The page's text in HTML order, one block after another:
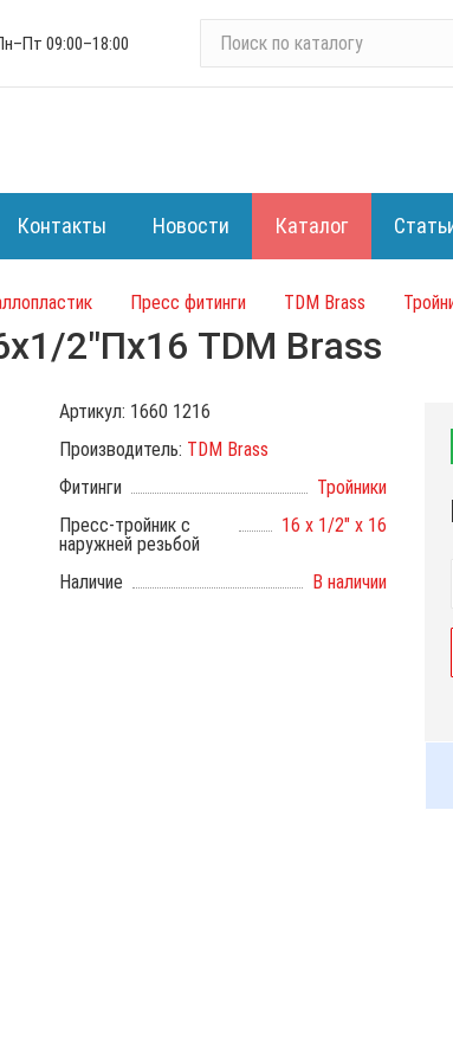
09:00–18:00
и
к
а
а
л
г
Контакты Новости Каталог
Пресс фитинги TDM Brass
2"Пх16 TDM Brass
Артикул: 1660 1216
Производитель: TDM Brass
Фитинги
Тройники
Пресс-тройник с
наружней резьбой
16 х 1/2" х 16
Наличие В наличии